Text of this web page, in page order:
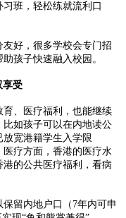
班，轻松练就流利口
好，很多学校会专门招
孩子快速融入校园。
受
、医疗福利，也能继续
如孩子可以在内地读公
宽港籍学生入学限
疗方面，香港的医疗水
的公共医疗福利，看病
留内地户口（7年内可申